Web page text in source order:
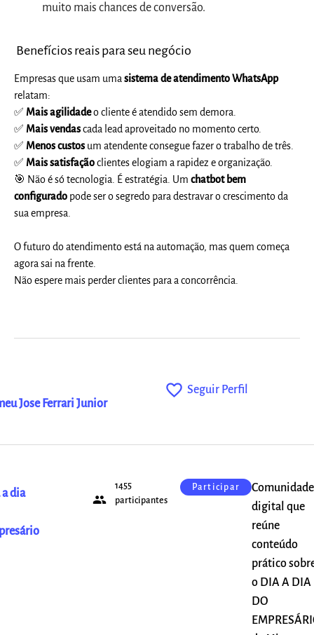
muito mais chances de conversão.
Benefícios reais para seu negócio
Empresas que usam umasistema de atendimento WhatsApp
relatam:
✅ Mais agilidadeo cliente é atendido sem demora.
✅ Mais vendascada lead aproveitado no momento certo.
✅ Menos custos um atendente consegue fazer o trabalho de três.
✅ Mais satisfaçãoclientes elogiam a rapidez e organização.
🎯 Não é só tecnologia. É estratégia. Umchatbot bem
configurado pode ser o segredo para destravar o crescimento da
sua empresa.
O futuro do atendimento está na automação, mas quem começa
agora sai na frente.
Não espere mais perder clientes para a concorrência.
Jose Ferrari Junior
favorite_outline Seguir Perfil
dia people
1455
participantes
Participar
Comunidade
digital que
reúne
conteúdo
prático
o DIA A DIA
DO